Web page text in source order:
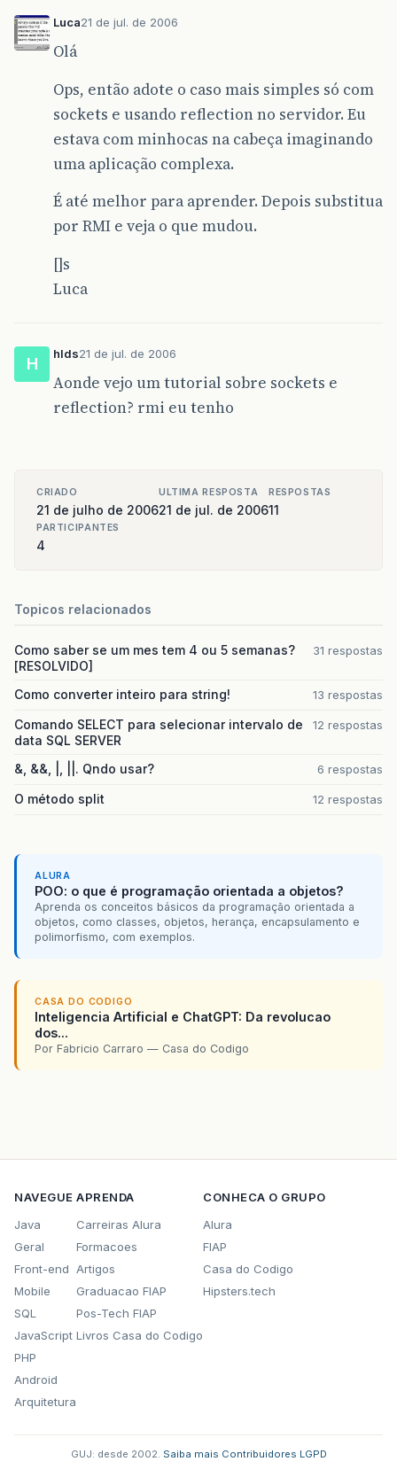
Luca21 de jul. de 2006
Olá
Ops, então adote o caso mais simples só com
sockets e usando reflection no servidor. Eu
estava com minhocas na cabeça imaginando
uma aplicação complexa.
É até melhor para aprender. Depois substitua
por RMI e veja o que mudou.
[]s
Luca
H
hlds21 de jul. de 2006
Aonde vejo um tutorial sobre sockets e
reflection? rmi eu tenho
CRIADO
21 de julho de 2006
ULTIMA RESPOSTA
21 de jul. de 2006
RESPOSTAS
11
PARTICIPANTES
4
Topicos relacionados
Como saber se um mes tem 4 ou 5 semanas?
[RESOLVIDO]
31 respostas
Como converter inteiro para string! 13 respostas
Comando SELECT para selecionar intervalo de
data SQL SERVER
12 respostas
&, &&, |, ||. Qndo usar? 6 respostas
O método split 12 respostas
ALURA
POO: o que é programação orientada a objetos?
Aprenda os conceitos básicos da programação orientada a
objetos, como classes, objetos, herança, encapsulamento e
polimorfismo, com exemplos.
CASA DO CODIGO
Inteligencia Artificial e ChatGPT: Da revolucao
dos...
Por Fabricio Carraro — Casa do Codigo
NAVEGUE
Java
Geral
Front-end
Mobile
SQL
JavaScript
PHP
Android
Arquitetura
APRENDA
Carreiras Alura
Formacoes
Artigos
Graduacao FIAP
Pos-Tech FIAP
Livros Casa do Codigo
CONHECA O GRUPO
Alura
FIAP
Casa do Codigo
Hipsters.tech
GUJ: desde 2002. Saiba mais Contribuidores LGPD